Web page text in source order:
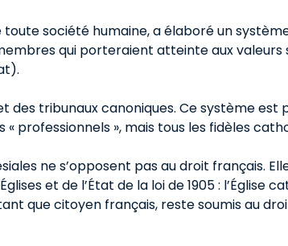
société humaine, a élaboré un
qui porteraient atteinte aux
des tribunaux canoniques. Ce système est
professionnels », mais tous les fidèles
ne s’opposent pas au droit français.
et de l’État de la loi de 1905 : l’Église
que citoyen français, reste soumis au